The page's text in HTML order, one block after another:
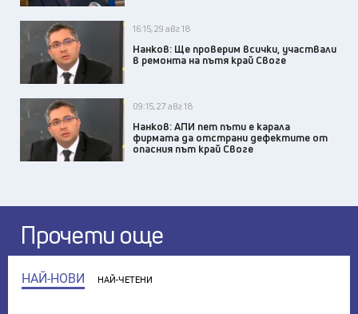
16:15, 29 авг 18
Нанков: Ще проверим всички, участвали
в ремонта на пътя край Своге
09:15, 27 авг 18
Нанков: АПИ пет пъти e карала
фирмата да отстрани дефектите от
опасния път край Своге
Прочети още
НАЙ-НОВИ НАЙ-ЧЕТЕНИ